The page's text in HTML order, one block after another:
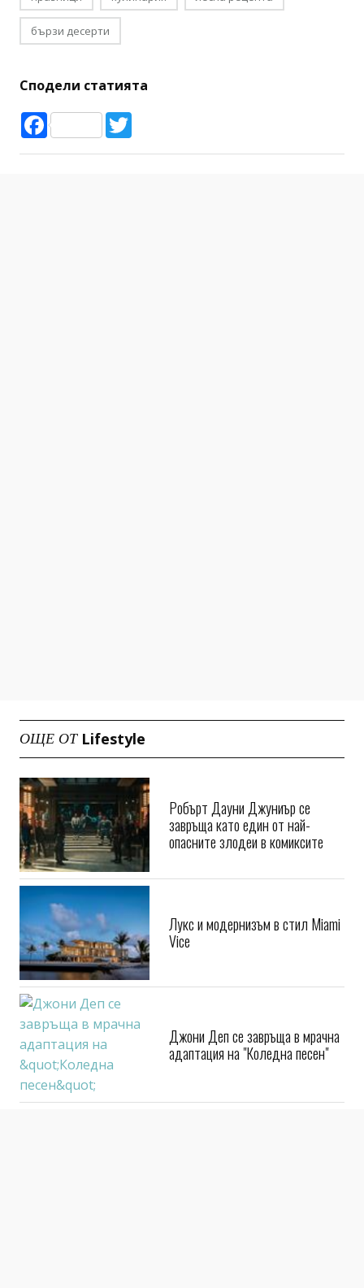
бързи десерти
Сподели статията
Facebook
ОЩЕ ОТ Lifestyle
Робърт Дауни Джуниър се
завръща като един от най-
опасните злодеи в комиксите
Лукс и модернизъм в стил Miami
Vice
Джони Деп се завръща в мрачна
адаптация на "Коледна песен"